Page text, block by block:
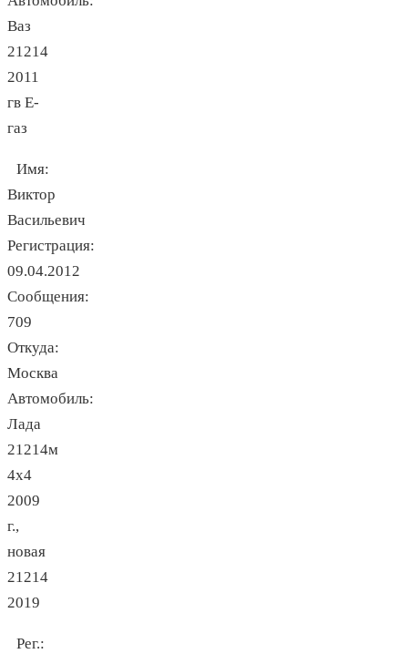
Ваз
21214
2011
гв Е-
газ
Имя:
Виктор
Васильевич
Регистрация:
09.04.2012
Сообщения:
709
Откуда:
Москва
Автомобиль:
Лада
21214м
4х4
2009
г.,
новая
21214
2019
Рег.: